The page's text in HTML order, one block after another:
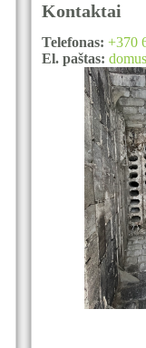
Kontaktai
Telefonas: +370
El. paštas: